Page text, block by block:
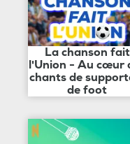
La chanson fait
l'Union - Au cœur
chants de
de foot